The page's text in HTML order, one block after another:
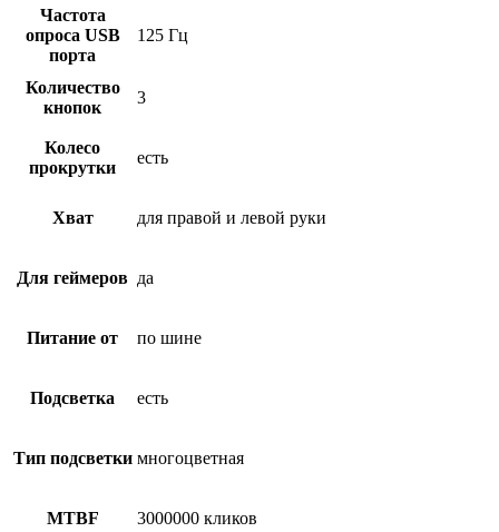
Частота
опроса USB
порта
125 Гц
Количество
кнопок
3
Колесо
прокрутки
есть
Хват для правой и левой руки
Для геймеров да
Питание от по шине
Подсветка есть
Тип подсветки многоцветная
MTBF 3000000 кликов